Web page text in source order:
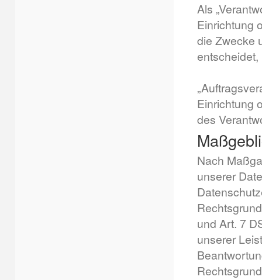
Als
Einrichtung
die Zwecke
Einrichtung
des
Nach
unserer
und Art. 7
unserer